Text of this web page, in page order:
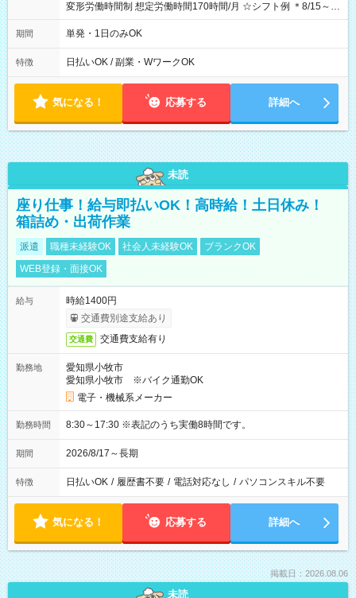
変形労働時間制 想定労働時間170時間/月 ☆シフト例 ＊8/15～
10/26 全日共通 08：00～12：00 17：00～21：00 ＊8/31
～9/19のみ下記シフトもあります！ 12：00～16：00 ＊9/6～
00
期間 単発・1日のみOK
特徴 日払いOK / 副業・WワークOK
気になる！ 応募する 詳細へ
未読
座り仕事！給与即払いOK！高時給！土日休み！
箱詰め・出荷作業
派遣 職種未経験OK 社会人未経験OK
ブランクOK
WEB登録・面接OK
給与
時給1400円
交通費別途支給あり
交通費 交通費支給有り
勤務地
愛知県小牧市
愛知県小牧市 ※バイク通勤OK
電子・機械系メーカー
勤務時間 8:30～17:30 ※表記のうち実働8時間です。
期間 2026/8/17～長期
特徴 日払いOK / 履歴書不要 / 電話対応なし / パソコンスキル不要
気になる！ 応募する 詳細へ
掲載日：2026.08.06
未読